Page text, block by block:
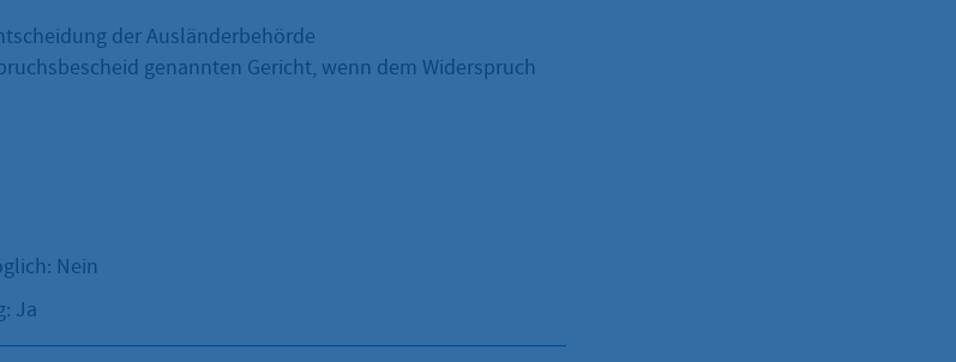
der Ausländerbehörde
genannten Gericht, wenn dem Widerspruch
Nein
Ja